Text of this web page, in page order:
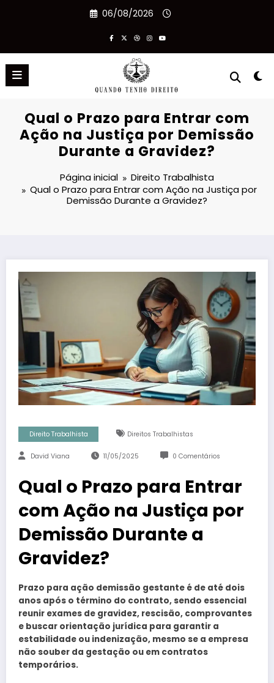
06/08/2026
Qual o Prazo para Entrar com
Ação na Justiça por Demissão
Durante a Gravidez?
Página inicial
Direito Trabalhista
Qual o Prazo para Entrar com Ação na Justiça por
Demissão Durante a Gravidez?
Direito Trabalhista Direitos Trabalhistas
David Viana 11/05/2025 0 Comentários
Qual o Prazo para Entrar
com Ação na Justiça por
Demissão Durante a
Gravidez?
Prazo para ação demissão gestante é de até dois
anos após o término do contrato, sendo essencial
reunir exames de gravidez, rescisão, comprovantes
e buscar orientação jurídica para garantir a
estabilidade ou indenização, mesmo se a empresa
não souber da gestação ou em contratos
temporários.